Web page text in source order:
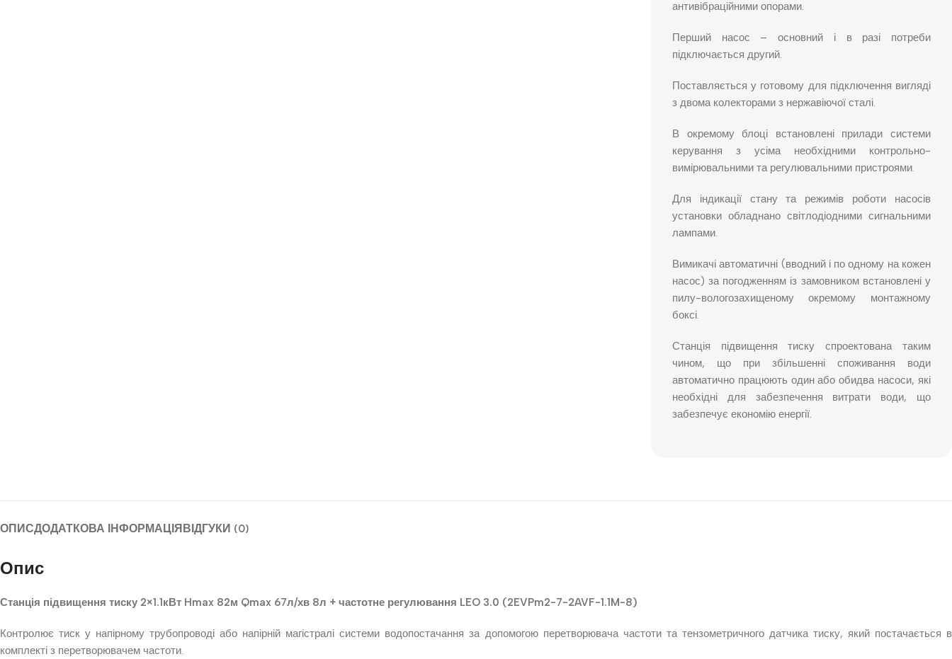
антивібраційними опорами.
Перший насос – основний і в разі потреби
підключається другий.
Поставляється у готовому для підключення вигляді
з двома колекторами з нержавіючої сталі.
В окремому блоці встановлені прилади системи
керування з усіма необхідними контрольно-
вимірювальними та регулювальними пристроями.
Для індикації стану та режимів роботи насосів
установки обладнано світлодіодними сигнальними
лампами.
Вимикачі автоматичні (вводний і по одному на кожен
насос) за погодженням із замовником встановлені у
пилу-вологозахищеному окремому монтажному
боксі.
Станція підвищення тиску спроектована таким
чином, що при збільшенні споживання води
автоматично працюють один або обидва насоси, які
необхідні для забезпечення витрати води, що
забезпечує економію енергії.
ОПИСДОДАТКОВА ІНФОРМАЦІЯВІДГУКИ (0)
Опис
Станція підвищення тиску 2×1.1кВт Hmax 82м Qmax 67л/хв 8л + частотне регулювання LEO 3.0 (2EVPm2-7-2AVF-1.1M-8)
Контролює тиск у напірному трубопроводі або напірній магістралі системи водопостачання за допомогою перетворювача частоти та тензометричного датчика тиску, який постачається в
комплекті з перетворювачем частоти.